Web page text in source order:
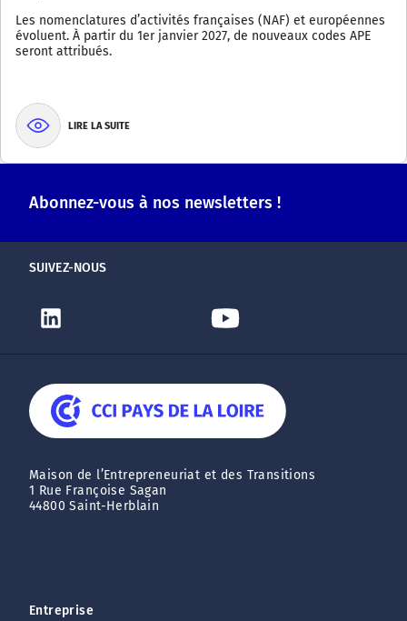
Les nomenclatures d’activités françaises (NAF) et européennes
évoluent. À partir du 1er janvier 2027, de nouveaux codes APE
seront attribués.
LIRE LA SUITE
Abonnez-vous à nos newsletters !
SUIVEZ-NOUS
Maison de l’Entrepreneuriat et des Transitions
1 Rue Françoise Sagan
44800 Saint-Herblain
Entreprise